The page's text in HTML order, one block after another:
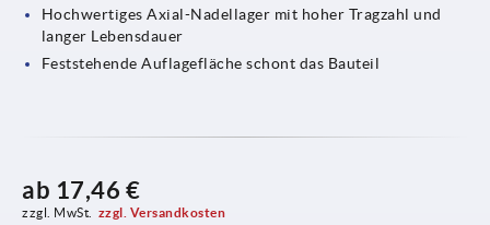
Hochwertiges Axial-Nadellager mit hoher Tragzahl und
langer Lebensdauer
Feststehende Auflagefläche schont das Bauteil
ab 17,46 €
zzgl. MwSt. zzgl. Versandkosten